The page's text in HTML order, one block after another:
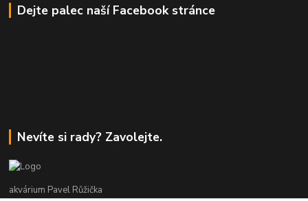
Dejte palec naší Facebook stránce
Nevíte si rady? Zavolejte.
akvárium Pavel Růžička